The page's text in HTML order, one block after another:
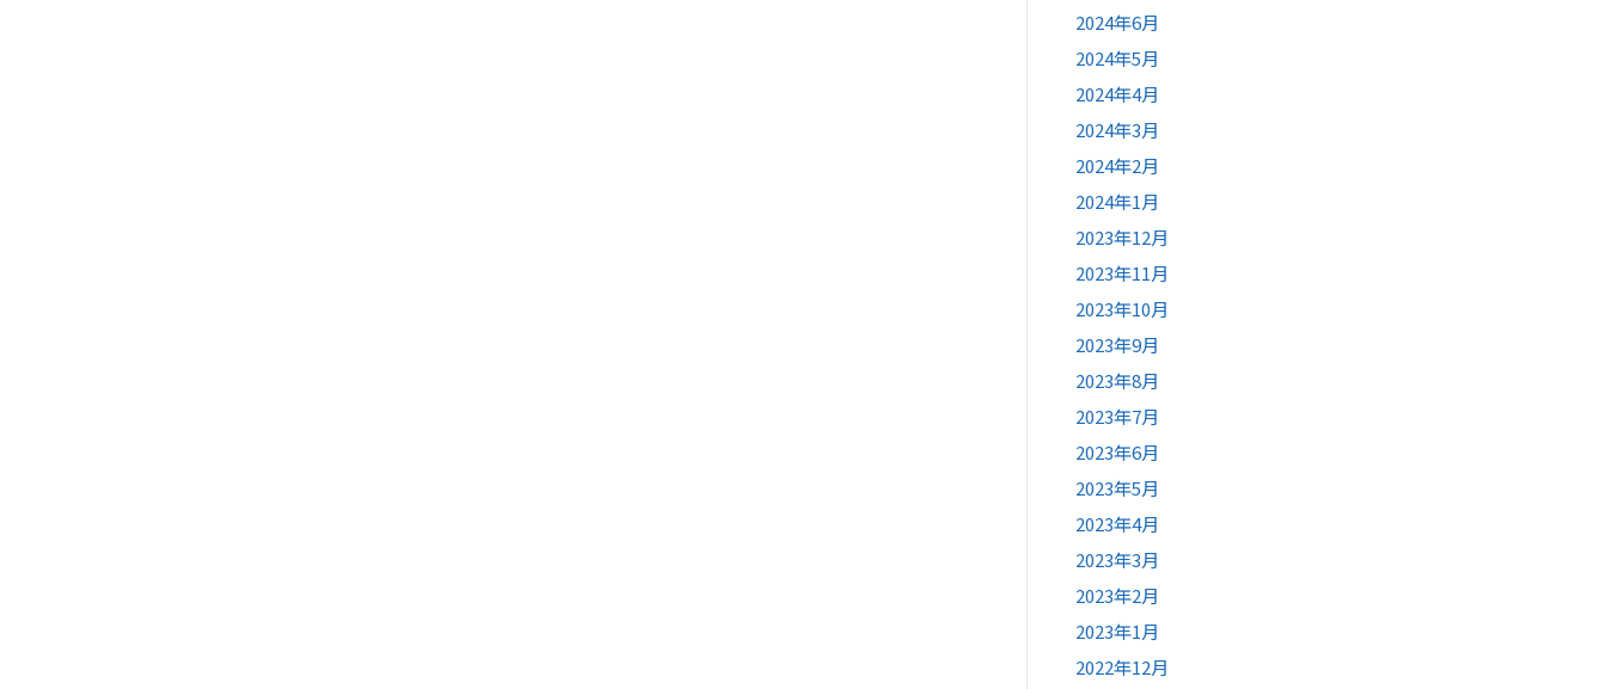
2024年6月
2024年5月
2024年4月
2024年3月
2024年2月
2024年1月
2023年12月
2023年11月
2023年10月
2023年9月
2023年8月
2023年7月
2023年6月
2023年5月
2023年4月
2023年3月
2023年2月
2023年1月
2022年12月